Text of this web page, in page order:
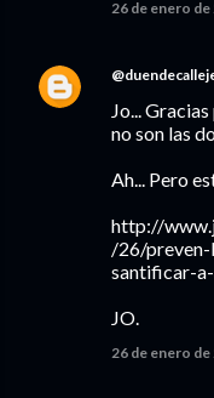
26 de enero de
Jo...
no son las
Ah... Pero
http://
/26/
santificar-
JO.
26 de enero de